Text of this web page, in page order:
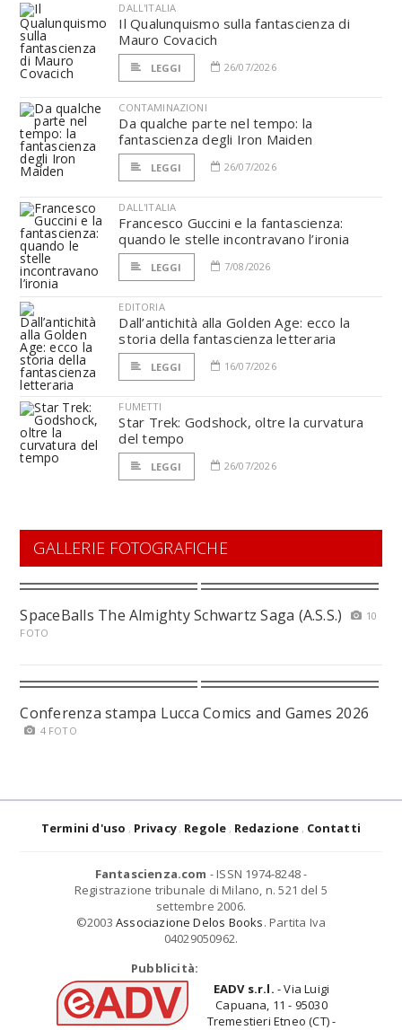
DALL'ITALIA
Il Qualunquismo sulla fantascienza di
Mauro Covacich
LEGGI 26/07/2026
CONTAMINAZIONI
Da qualche parte nel tempo: la
fantascienza degli Iron Maiden
LEGGI 26/07/2026
DALL'ITALIA
Francesco Guccini e la fantascienza:
quando le stelle incontravano l’ironia
LEGGI 7/08/2026
EDITORIA
Dall’antichità alla Golden Age: ecco la
storia della fantascienza letteraria
LEGGI 16/07/2026
FUMETTI
Star Trek: Godshock, oltre la curvatura
del tempo
LEGGI 26/07/2026
GALLERIE FOTOGRAFICHE
SpaceBalls The Almighty Schwartz Saga (A.S.S.)
10
FOTO
Conferenza stampa Lucca Comics and Games 2026
4 FOTO
Termini d'uso Privacy Regole Redazione Contatti
Fantascienza.com - ISSN 1974-8248 -
Registrazione tribunale di Milano, n. 521 del 5
settembre 2006.
©2003 Associazione Delos Books. Partita Iva
04029050962.
Pubblicità:
EADV s.r.l. - Via Luigi
Capuana, 11 - 95030
Tremestieri Etneo (CT) -